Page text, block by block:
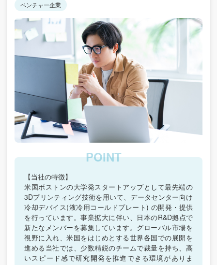
ベンチャー企業
【当社の特徴】
米国ボストンの大学発スタートアップとして最先端の
3Dプリンティング技術を用いて、データセンター向け
冷却デバイス(液冷用コールドプレート) の開発・提供
を行っています。事業拡大に伴い、日本のR&D拠点で
新たなメンバーを募集しています。グローバル市場を
視野に入れ、米国をはじめとする世界各国での展開を
進める当社では、少数精鋭のチームで裁量を持ち、高
いスピード感で研究開発を推進できる環境がありま